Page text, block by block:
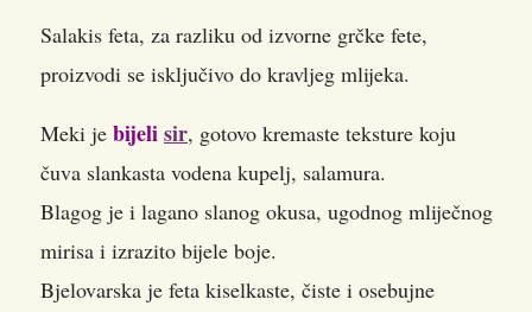
Salakis feta, za razliku od izvorne grčke fete,
proizvodi se isključivo do kravljeg mlijeka.
Meki je bijelisir, gotovo kremaste teksture koju
čuva slankasta vodena kupelj, salamura.
Blagog je i lagano slanog okusa, ugodnog mliječnog
mirisa i izrazito bijele boje.
Bjelovarska je feta kiselkaste, čiste i osebujne